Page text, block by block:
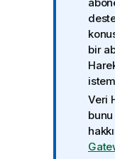
l
g
i
n
o
t
u
bir
Veri